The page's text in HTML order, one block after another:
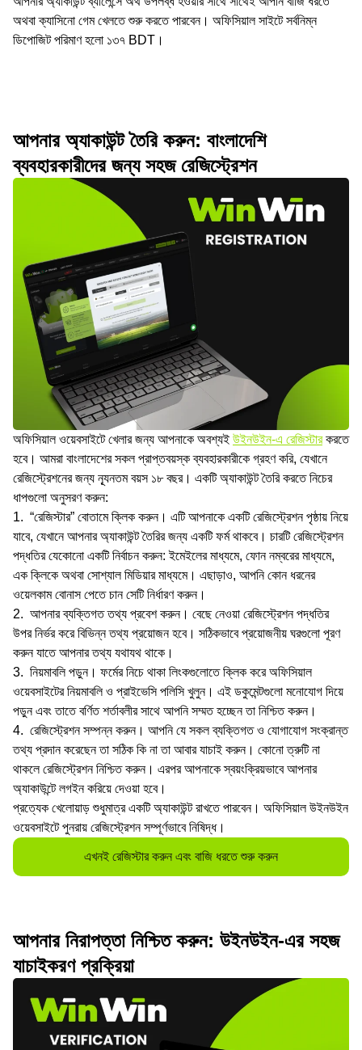
অথবা ক্যাসিনো গেম খেলতে শুরু করতে পারবেন। অফিসিয়াল সাইটে সর্বনিম্ন
ডিপোজিট পরিমাণ হলো ১৩৭ BDT।
আপনার অ্যাকাউন্ট তৈরি করুন: বাংলাদেশি
ব্যবহারকারীদের জন্য সহজ রেজিস্ট্রেশন
অফিসিয়াল ওয়েবসাইটে খেলার জন্য আপনাকে অবশ্যই উইনউইন-এ রেজিস্টারকরতে
হবে। আমরা বাংলাদেশের সকল প্রাপ্তবয়স্ক ব্যবহারকারীকে গ্রহণ করি, যেখানে
রেজিস্ট্রেশনের জন্য ন্যূনতম বয়স ১৮ বছর। একটি অ্যাকাউন্ট তৈরি করতে নিচের
ধাপগুলো অনুসরণ করুন:
“রেজিস্টার” বোতামে ক্লিক করুন। এটি আপনাকে একটি রেজিস্ট্রেশন পৃষ্ঠায় নিয়ে
যাবে, যেখানে আপনার অ্যাকাউন্ট তৈরির জন্য একটি ফর্ম থাকবে। চারটি রেজিস্ট্রেশন
পদ্ধতির যেকোনো একটি নির্বাচন করুন: ইমেইলের মাধ্যমে, ফোন নম্বরের মাধ্যমে,
এক ক্লিকে অথবা সোশ্যাল মিডিয়ার মাধ্যমে। এছাড়াও, আপনি কোন ধরনের
ওয়েলকাম বোনাস পেতে চান সেটি নির্ধারণ করুন।
আপনার ব্যক্তিগত তথ্য প্রবেশ করুন। বেছে নেওয়া রেজিস্ট্রেশন পদ্ধতির
উপর নির্ভর করে বিভিন্ন তথ্য প্রয়োজন হবে। সঠিকভাবে প্রয়োজনীয় ঘরগুলো পূরণ
করুন যাতে আপনার তথ্য যথাযথ থাকে।
নিয়মাবলি পড়ুন। ফর্মের নিচে থাকা লিংকগুলোতে ক্লিক করে অফিসিয়াল
ওয়েবসাইটের নিয়মাবলি ও প্রাইভেসি পলিসি খুলুন। এই ডকুমেন্টগুলো মনোযোগ দিয়ে
পড়ুন এবং তাতে বর্ণিত শর্তাবলীর সাথে আপনি সম্মত হচ্ছেন তা নিশ্চিত করুন।
রেজিস্ট্রেশন সম্পন্ন করুন। আপনি যে সকল ব্যক্তিগত ও যোগাযোগ সংক্রান্ত
তথ্য প্রদান করেছেন তা সঠিক কি না তা আবার যাচাই করুন। কোনো ত্রুটি না
থাকলে রেজিস্ট্রেশন নিশ্চিত করুন। এরপর আপনাকে স্বয়ংক্রিয়ভাবে আপনার
অ্যাকাউন্টে লগইন করিয়ে দেওয়া হবে।
প্রত্যেক খেলোয়াড় শুধুমাত্র একটি অ্যাকাউন্ট রাখতে পারবেন। অফিসিয়াল উইনউইন
ওয়েবসাইটে পুনরায় রেজিস্ট্রেশন সম্পূর্ণভাবে নিষিদ্ধ।
এখনই রেজিস্টার করুন এবং বাজি ধরতে শুরু করুন
আপনার নিরাপত্তা নিশ্চিত করুন: উইনউইন-এর সহজ
যাচাইকরণ প্রক্রিয়া